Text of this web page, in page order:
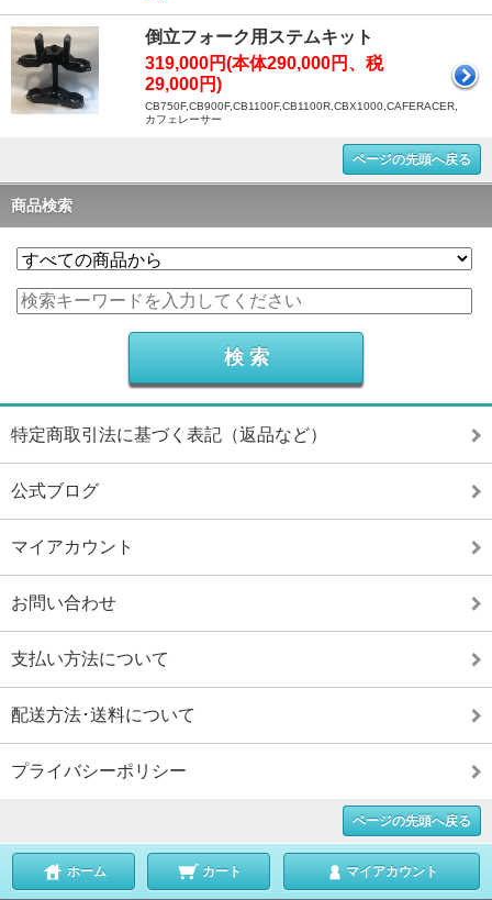
倒立フォーク用ステムキット
319,000円(本体290,000円、税
29,000円)
CB750F,CB900F,CB1100F,CB1100R,CBX1000,CAFERACER,
カフェレーサー
ページの先頭へ戻る
商品検索
特定商取引法に基づく表記（返品など）
公式ブログ
マイアカウント
お問い合わせ
支払い方法について
配送方法･送料について
プライバシーポリシー
ページの先頭へ戻る
ホーム カート マイアカウント